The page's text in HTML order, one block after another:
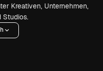
Kreativen, Unternehmen,
Studios.